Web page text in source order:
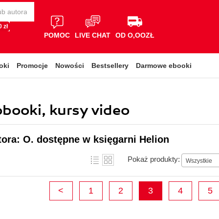
zł
POMOC LIVE CHAT OD O,OOZŁ
Promocje Nowości Bestsellery Darmowe ebooki
kursy video
O. dostępne w księgarni Helion
Pokaż produkty: Wszystkie
< 1 2 3 4 5